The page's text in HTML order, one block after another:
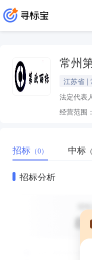
常州
江苏省 |
法定代表
经营范围：
招标 （0） 中标
招标分析